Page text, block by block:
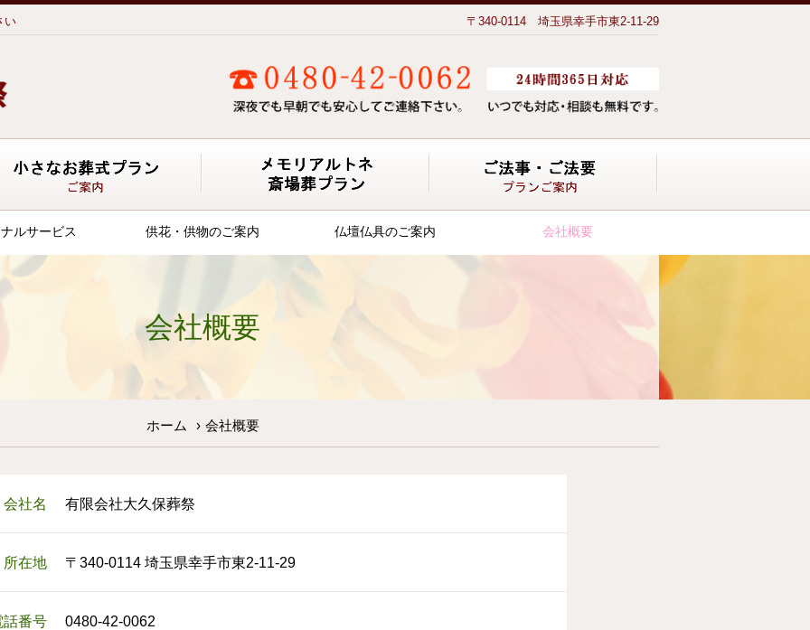
い 〒340-0114 埼玉県幸手市東2-11-29
式の費用 基本プラン 小さなお葬式プラン ご案内 メモリアルトネ斎場葬プラン
ルサービス 供花・供物のご案内 仏壇仏具のご案内 会社概要
会社概要
ホーム › 会社概要
会社名 有限会社大久保葬祭
所在地 〒340-0114 埼玉県幸手市東2-11-29
話番号 0480-42-0062